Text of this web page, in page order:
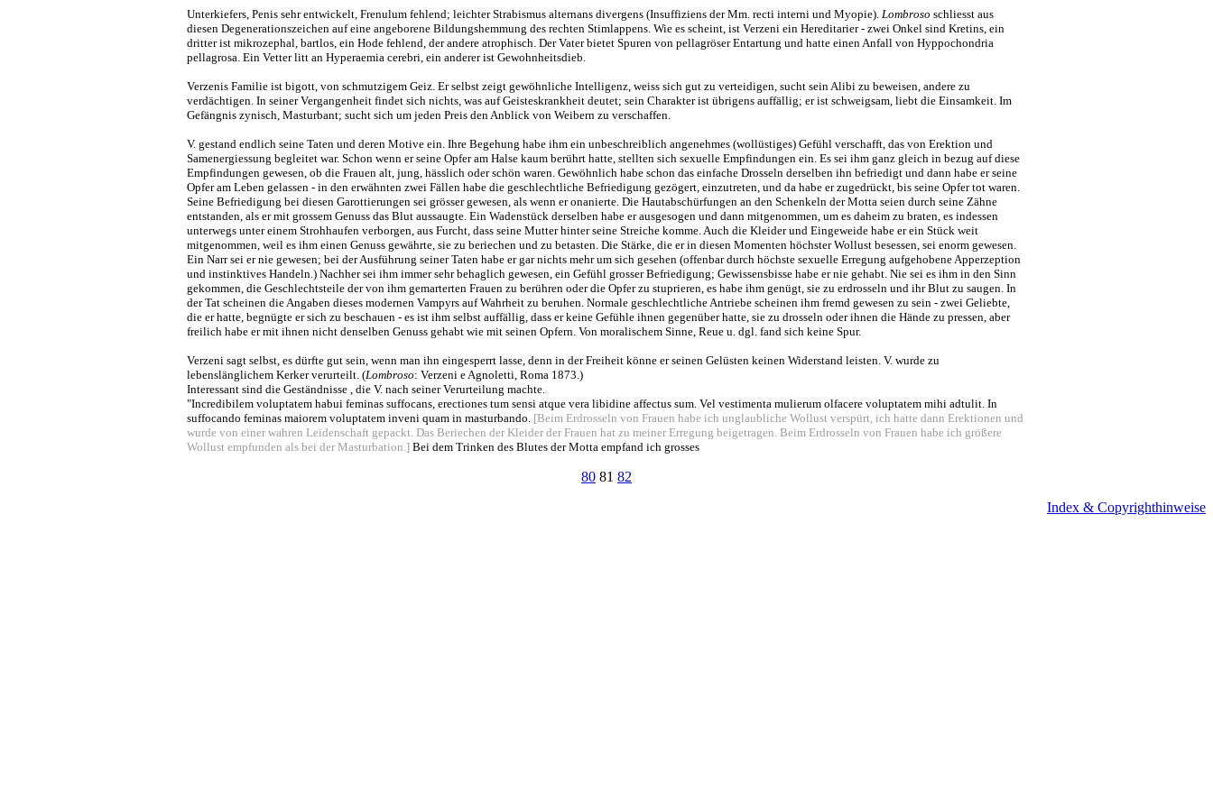
Unterkiefers, Penis sehr entwickelt, Frenulum fehlend; leichter Strabismus alternans divergens (Insuffiziens der Mm. recti interni und Myopie).Lombroso schliesst aus
diesen Degenerationszeichen auf eine angeborene Bildungshemmung des rechten Stimlappens. Wie es scheint, ist Verzeni ein Hereditarier - zwei Onkel sind Kretins, ein
dritter ist mikrozephal, bartlos, ein Hode fehlend, der andere atrophisch. Der Vater bietet Spuren von pellagröser Entartung und hatte einen Anfall von Hyppochondria
pellagrosa. Ein Vetter litt an Hyperaemia cerebri, ein anderer ist Gewohnheitsdieb.
Verzenis Familie ist bigott, von schmutzigem Geiz. Er selbst zeigt gewöhnliche Intelligenz, weiss sich gut zu verteidigen, sucht sein Alibi zu beweisen, andere zu
verdächtigen. In seiner Vergangenheit findet sich nichts, was auf Geisteskrankheit deutet; sein Charakter ist übrigens auffällig; er ist schweigsam, liebt die Einsamkeit. Im
Gefängnis zynisch, Masturbant; sucht sich um jeden Preis den Anblick von Weibern zu verschaffen.
V. gestand endlich seine Taten und deren Motive ein. Ihre Begehung habe ihm ein unbeschreiblich angenehmes (wollüstiges) Gefühl verschafft, das von Erektion und
Samenergiessung begleitet war. Schon wenn er seine Opfer am Halse kaum berührt hatte, stellten sich sexuelle Empfindungen ein. Es sei ihm ganz gleich in bezug auf diese
Empfindungen gewesen, ob die Frauen alt, jung, hässlich oder schön waren. Gewöhnlich habe schon das einfache Drosseln derselben ihn befriedigt und dann habe er seine
Opfer am Leben gelassen - in den erwähnten zwei Fällen habe die geschlechtliche Befriedigung gezögert, einzutreten, und da habe er zugedrückt, bis seine Opfer tot waren.
Seine Befriedigung bei diesen Garottierungen sei grösser gewesen, als wenn er onanierte. Die Hautabschürfungen an den Schenkeln der Motta seien durch seine Zähne
entstanden, als er mit grossem Genuss das Blut aussaugte. Ein Wadenstück derselben habe er ausgesogen und dann mitgenommen, um es daheim zu braten, es indessen
unterwegs unter einem Strohhaufen verborgen, aus Furcht, dass seine Mutter hinter seine Streiche komme. Auch die Kleider und Eingeweide habe er ein Stück weit
mitgenommen, weil es ihm einen Genuss gewährte, sie zu beriechen und zu betasten. Die Stärke, die er in diesen Momenten höchster Wollust besessen, sei enorm gewesen.
Ein Narr sei er nie gewesen; bei der Ausführung seiner Taten habe er gar nichts mehr um sich gesehen (offenbar durch höchste sexuelle Erregung aufgehobene Apperzeption
und instinktives Handeln.) Nachher sei ihm immer sehr behaglich gewesen, ein Gefühl grosser Befriedigung; Gewissensbisse habe er nie gehabt. Nie sei es ihm in den Sinn
gekommen, die Geschlechtsteile der von ihm gemarterten Frauen zu berühren oder die Opfer zu stuprieren, es habe ihm genügt, sie zu erdrosseln und ihr Blut zu saugen. In
der Tat scheinen die Angaben dieses modernen Vampyrs auf Wahrheit zu beruhen. Normale geschlechtliche Antriebe scheinen ihm fremd gewesen zu sein - zwei Geliebte,
die er hatte, begnügte er sich zu beschauen - es ist ihm selbst auffällig, dass er keine Gefühle ihnen gegenüber hatte, sie zu drosseln oder ihnen die Hände zu pressen, aber
freilich habe er mit ihnen nicht denselben Genuss gehabt wie mit seinen Opfern. Von moralischem Sinne, Reue u. dgl. fand sich keine Spur.
Verzeni sagt selbst, es dürfte gut sein, wenn man ihn eingesperrt lasse, denn in der Freiheit könne er seinen Gelüsten keinen Widerstand leisten. V. wurde zu
lebenslänglichem Kerker verurteilt. (Lombroso: Verzeni e Agnoletti, Roma 1873.)
Interessant sind die Geständnisse , die V. nach seiner Verurteilung machte.
"Incredibilem voluptatem habui feminas suffocans, erectiones tum sensi atque vera libidine affectus sum. Vel vestimenta mulierum olfacere voluptatem mihi adtulit. In
suffocando feminas maiorem voluptatem inveni quam in masturbando. [Beim Erdrosseln von Frauen habe ich unglaubliche Wollust verspürt, ich hatte dann Erektionen und
wurde von einer wahren Leidenschaft gepackt. Das Beriechen der Kleider der Frauen hat zu meiner Erregung beigetragen. Beim Erdrosseln von Frauen habe ich größere
Wollust empfunden als bei der Masturbation.] Bei dem Trinken des Blutes der Motta empfand ich grosses
80 81 82
Index & Copyrighthinweise